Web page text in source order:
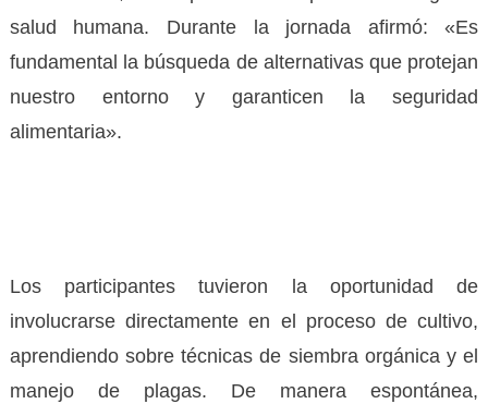
salud humana. Durante la jornada afirmó: «Es
fundamental la búsqueda de alternativas que protejan
nuestro entorno y garanticen la seguridad
alimentaria».
Los participantes tuvieron la oportunidad de
involucrarse directamente en el proceso de cultivo,
aprendiendo sobre técnicas de siembra orgánica y el
manejo de plagas. De manera espontánea,